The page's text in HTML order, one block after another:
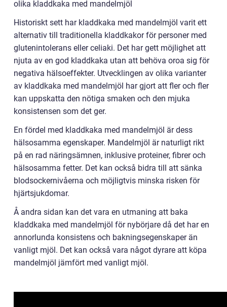
olika kladdkaka med mandelmjöl
Historiskt sett har kladdkaka med mandelmjöl varit ett
alternativ till traditionella kladdkakor för personer med
glutenintolerans eller celiaki. Det har gett möjlighet att
njuta av en god kladdkaka utan att behöva oroa sig för
negativa hälsoeffekter. Utvecklingen av olika varianter
av kladdkaka med mandelmjöl har gjort att fler och fler
kan uppskatta den nötiga smaken och den mjuka
konsistensen som det ger.
En fördel med kladdkaka med mandelmjöl är dess
hälsosamma egenskaper. Mandelmjöl är naturligt rikt
på en rad näringsämnen, inklusive proteiner, fibrer och
hälsosamma fetter. Det kan också bidra till att sänka
blodsockernivåerna och möjligtvis minska risken för
hjärtsjukdomar.
Å andra sidan kan det vara en utmaning att baka
kladdkaka med mandelmjöl för nybörjare då det har en
annorlunda konsistens och bakningsegenskaper än
vanligt mjöl. Det kan också vara något dyrare att köpa
mandelmjöl jämfört med vanligt mjöl.